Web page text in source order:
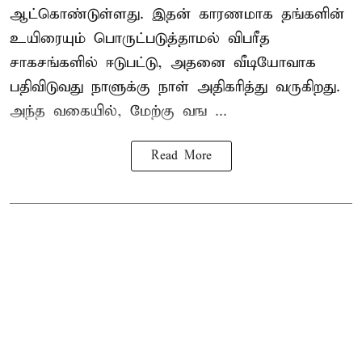
ஆட்கொண்டுள்ளது. இதன் காரணமாக தங்களின்
உயிரையும் பொருட்படுத்தாமல் விபரீத
சாகசங்களில் ஈடுபட்டு, அதனை வீடியோவாக
பதிவிடுவது நாளுக்கு நாள் அதிகரித்து வருகிறது.
அந்த வகையில், மேற்கு வங ...
Read More